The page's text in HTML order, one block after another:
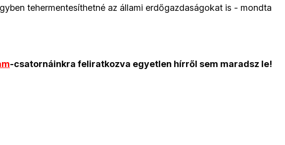
tehermentesíthetné az állami erdőgazdaságokat is - mondta
-csatornáinkra feliratkozva egyetlen hírről sem maradsz le!